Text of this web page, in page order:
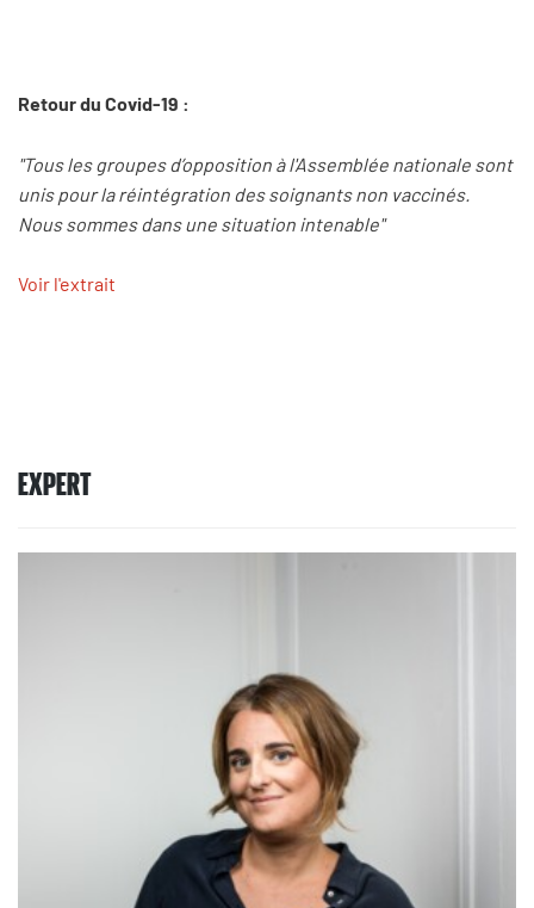
Retour du Covid-19 :
"Tous les groupes d’opposition à l'Assemblée nationale sont
unis pour la réintégration des soignants non vaccinés.
Nous sommes dans une situation intenable"
Voir l'extrait
EXPERT